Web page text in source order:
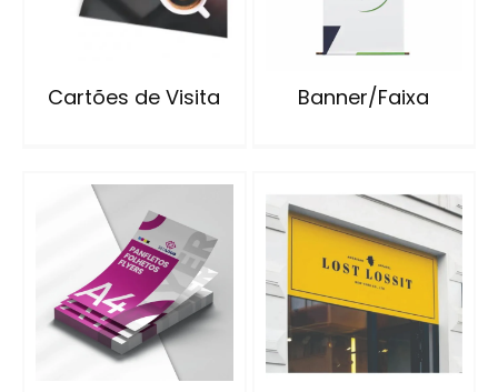
Cartões de Visita Banner/Faixa